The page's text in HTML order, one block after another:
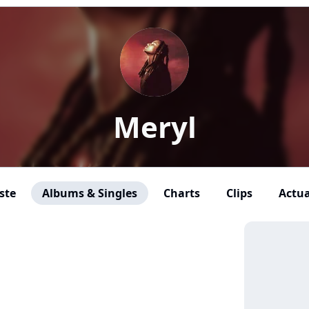
Meryl
Albums & Singles Charts Clips